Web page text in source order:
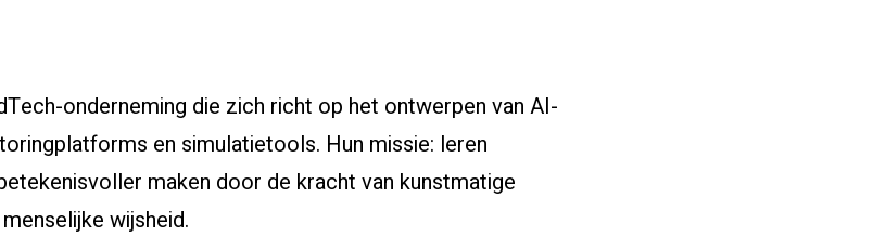
onderneming die zich richt op het ontwerpen van AI-
en simulatietools. Hun missie: leren
maken door de kracht van kunstmatige
wijsheid.